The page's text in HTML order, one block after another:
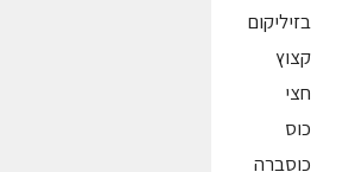
בזיליקום
קצוץ
חצי
כוס
כוסברה